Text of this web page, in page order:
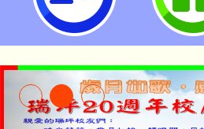
傳週知-桃園市立瑞